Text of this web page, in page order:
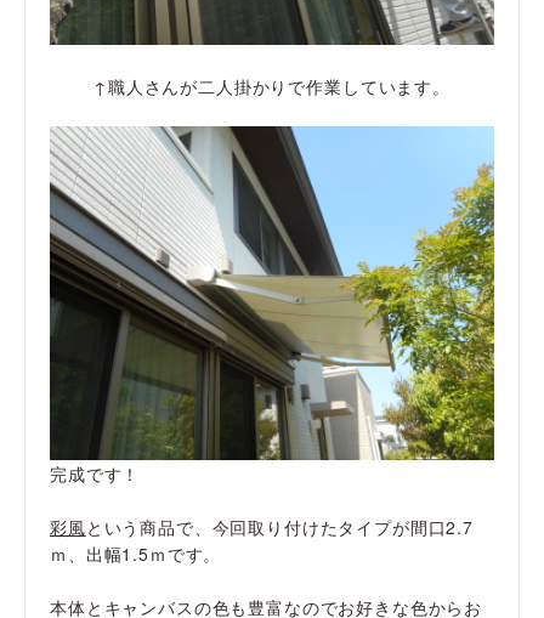
↑職人さんが二人掛かりで作業しています。
完成です！
彩風という商品で、今回取り付けたタイプが間口2.7
ｍ、出幅1.5ｍです。
本体とキャンバスの色も豊富なのでお好きな色からお